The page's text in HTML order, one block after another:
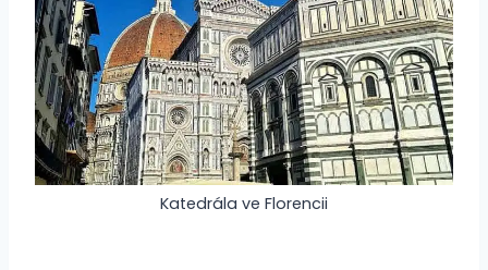
Katedrála ve Florencii